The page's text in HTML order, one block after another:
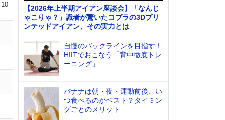
【2026年上半期アイアン座談会】「なんじ
ゃこりゃ？」識者が驚いたコブラの3Dプリ
ンテッドアイアン、その実力とは
自慢のバックラインを目指す！
HIITでおこなう「背中徹底トレ
ーニング」
バナナは朝・夜・運動前後、い
つ食べるのがベスト？タイミン
グごとのメリット